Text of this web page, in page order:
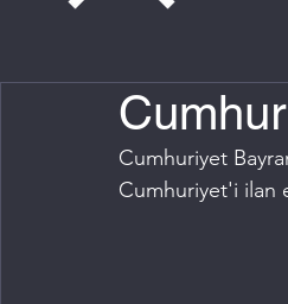
Cumhuriyet
Cumhuriyet'i ilan